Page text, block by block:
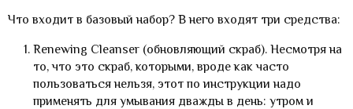
Что входит в базовый набор? В него входят три средства:
Renewing Cleanser (обновляющий скраб). Несмотря на
то, что это скраб, которыми, вроде как часто
пользоваться нельзя, этот по инструкции надо
применять для умывания дважды в день: утром и